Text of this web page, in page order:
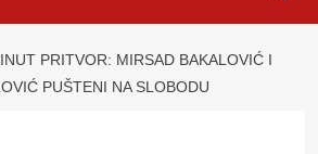
PRITVOR: MIRSAD BAKALOVIĆ I
PUŠTENI NA SLOBODU